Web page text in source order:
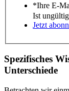
*Ihre E-
Ist ungültig
Jetzt
Spezifisches
Unterschiede